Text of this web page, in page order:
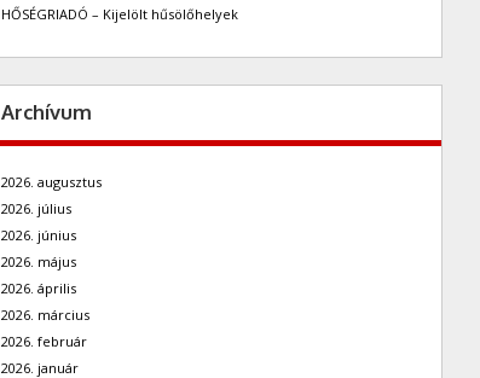
HŐSÉGRIADÓ – Kijelölt hűsölőhelyek
Archívum
2026. augusztus
2026. július
2026. június
2026. május
2026. április
2026. március
2026. február
2026. január